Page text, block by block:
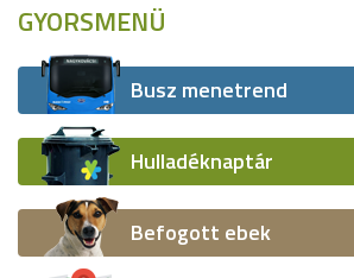
GYORSMENÜ
Busz menetrend
Hulladéknaptár
Befogott ebek